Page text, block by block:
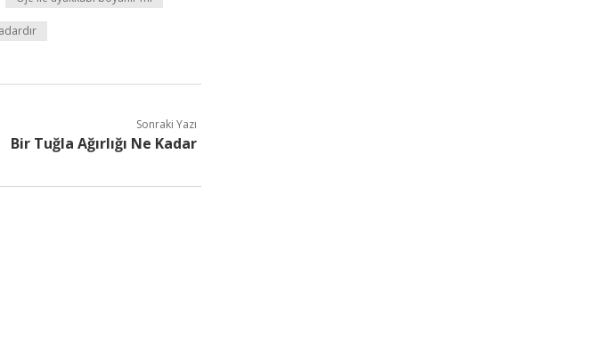
Sonraki Yazı
Bir Tuğla Ağırlığı Ne Kadar